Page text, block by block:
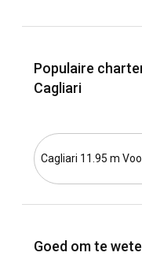
Populaire
Cagliari
Cagliari 11.95 m
Goed om te